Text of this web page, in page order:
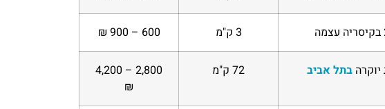
3 ק"מ 600 – 900 ₪
יוקרהבתל אביב 72 ק"מ
2,800 – 4,200
₪